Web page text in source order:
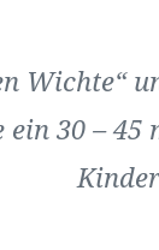
Wichte“
ein 30 –